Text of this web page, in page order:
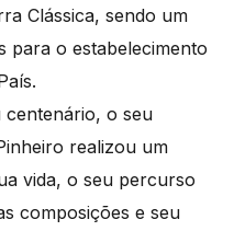
Clássica, sendo um
para o estabelecimento
centenário, o seu
realizou um
vida, o seu percurso
composições e seu